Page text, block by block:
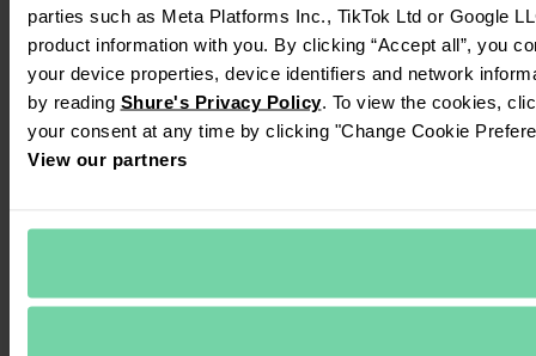
parties such as Meta Platforms Inc., TikTok Ltd or Google
product information with you. By clicking “Accept all”, you
your device properties, device identifiers and network
by reading Shure's Privacy Policy. To view the cookies,
your consent at any time by clicking "Change Cookie
View our partners